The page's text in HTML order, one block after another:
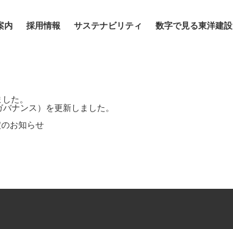
内 採用情報 サステナビリティ 数字で見る東洋建設
た。
ナンス）を更新しました。
お知らせ